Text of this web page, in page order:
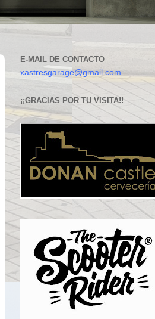
E-MAIL DE CONTACTO
xastresgarage@gmail.com
¡¡GRACIAS POR TU VISITA!!